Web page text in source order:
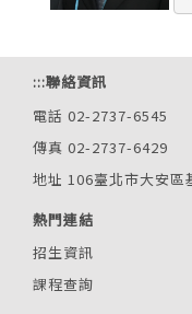
:::聯絡資訊
電話 02-2737-6545
傳真 02-2737-6429
地址 106臺北市大安區
熱門連結
招生資訊
課程查詢